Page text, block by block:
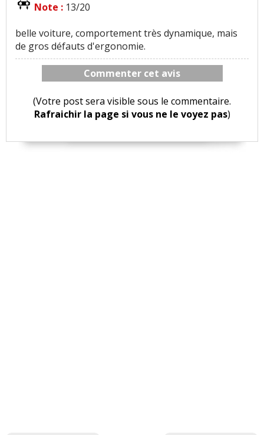
Note : 13/20
belle voiture, comportement très dynamique, mais
de gros défauts d'ergonomie.
Commenter cet avis
(Votre post sera visible sous le commentaire.
Rafraichir la page si vous ne le voyez pas)